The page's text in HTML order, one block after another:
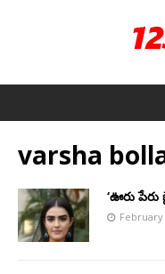
varsha
‘ఊరు
February